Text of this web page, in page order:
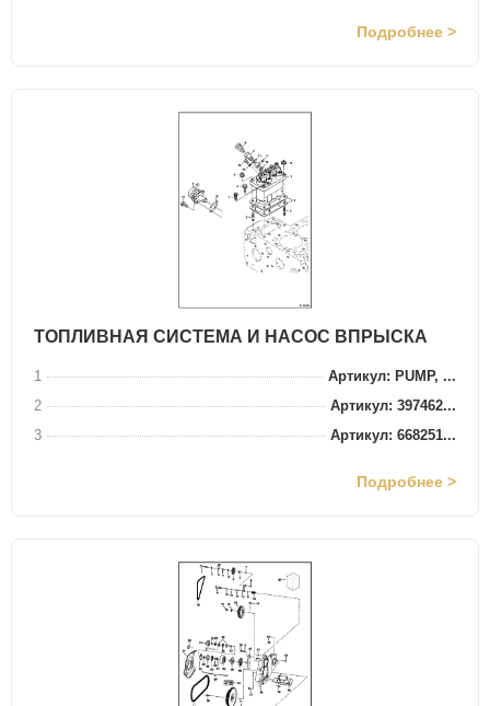
Подробнее >
ТОПЛИВНАЯ СИСТЕМА И НАСОС ВПРЫСКА
1
Артикул: PUMP, ...
2
Артикул: 397462...
3
Артикул: 668251...
Подробнее >